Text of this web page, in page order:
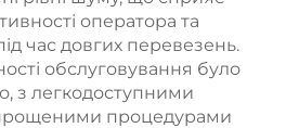
оператора та
час довгих перевезень.
обслуговування було
з легкодоступними
процедурами